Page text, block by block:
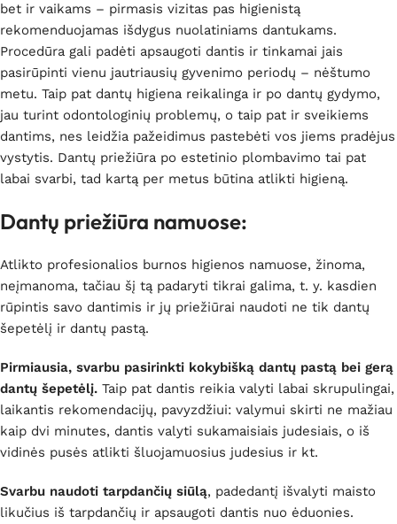
bet ir vaikams – pirmasis vizitas pas higienistą
rekomenduojamas išdygus nuolatiniams dantukams.
Procedūra gali padėti apsaugoti dantis ir tinkamai jais
pasirūpinti vienu jautriausių gyvenimo periodų – nėštumo
metu. Taip pat dantų higiena reikalinga ir po dantų gydymo,
jau turint odontologinių problemų, o taip pat ir sveikiems
dantims, nes leidžia pažeidimus pastebėti vos jiems pradėjus
vystytis. Dantų priežiūra po estetinio plombavimo tai pat
labai svarbi, tad kartą per metus būtina atlikti higieną.
Dantų priežiūra namuose:
Atlikto profesionalios burnos higienos namuose, žinoma,
neįmanoma, tačiau šį tą padaryti tikrai galima, t. y. kasdien
rūpintis savo dantimis ir jų priežiūrai naudoti ne tik dantų
šepetėlį ir dantų pastą.
Pirmiausia, svarbu pasirinkti kokybišką dantų pastą bei gerą
dantų šepetėlį. Taip pat dantis reikia valyti labai skrupulingai,
laikantis rekomendacijų, pavyzdžiui: valymui skirti ne mažiau
kaip dvi minutes, dantis valyti sukamaisiais judesiais, o iš
vidinės pusės atlikti šluojamuosius judesius ir kt.
Svarbu naudoti tarpdančių siūlą, padedantį išvalyti maisto
likučius iš tarpdančių ir apsaugoti dantis nuo ėduonies.